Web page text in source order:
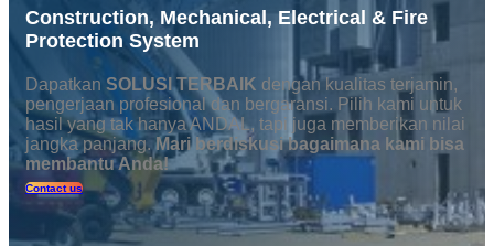
Construction, Mechanical, Electrical & Fire
Protection System
Dapatkan SOLUSI TERBAIK dengan kualitas terjamin,
pengerjaan profesional dan bergaransi. Pilih kami untuk
hasil yang tak hanya ANDAL, tapi juga memberikan nilai
jangka panjang. Mari berdiskusi bagaimana kami bisa
membantu Anda!
Contact us